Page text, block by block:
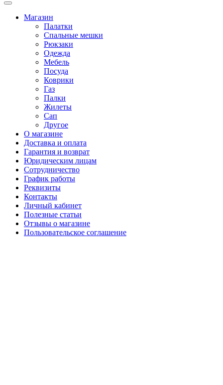
Магазин
Палатки
Спальные мешки
Рюкзаки
Одежда
Мебель
Посуда
Коврики
Газ
Палки
Жилеты
Сап
Другое
О магазине
Доставка и оплата
Гарантия и возврат
Юридическим лицам
Сотрудничество
График работы
Реквизиты
Контакты
Личный кабинет
Полезные статьи
Отзывы о магазине
Пользовательское соглашение